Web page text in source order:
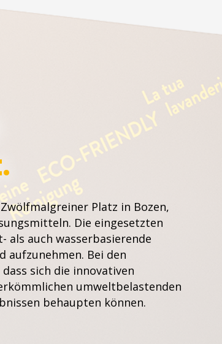
Platz in Bozen,
Die eingesetzten
als auch wasserbasierende
aufzunehmen. Bei den
sich die innovativen
umweltbelastenden
behaupten können.